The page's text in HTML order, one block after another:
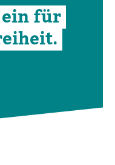
ein für